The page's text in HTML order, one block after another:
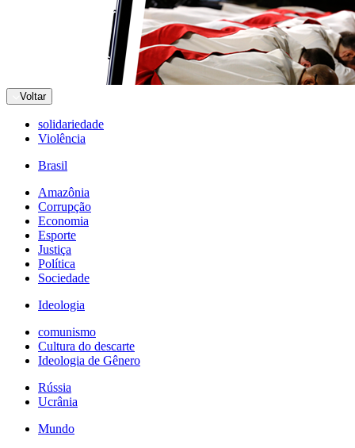
Voltar
solidariedade
Violência
Brasil
Amazônia
Corrupção
Economia
Esporte
Justiça
Política
Sociedade
Ideologia
comunismo
Cultura do descarte
Ideologia de Gênero
Rússia
Ucrânia
Mundo